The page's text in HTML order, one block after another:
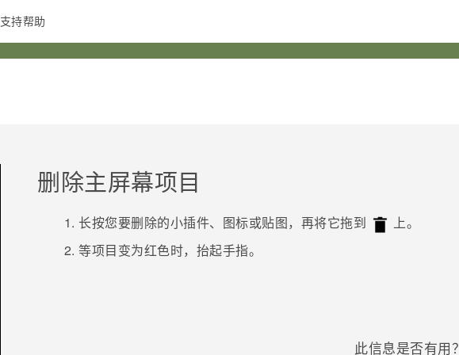
支持帮助
在线客服
删除主屏幕项目
长按您要删除的小插件、图标或贴图，再将它拖到
上。
等项目变为红色时，抬起手指。
此信息是否有用？